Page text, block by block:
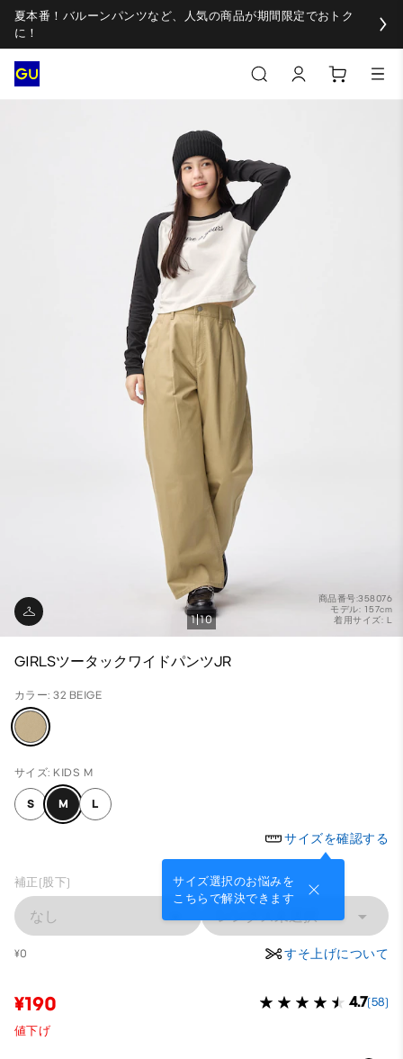
夏本番！バルーンパンツなど、人気の商品が期間限定でおトク
に！
商品番号:358076
モデル: 157cm
着用サイズ: L
1 10
GIRLSツータックワイドパンツJR
カラー: 32 BEIGE
サイズ: KIDS M
S M L
サイズを確認する
サイズ選択のお悩みを
こちらで解決できます
補正(股下)
なし レングス未選択
¥0 すそ上げについて
¥190 4.7(58)
値下げ